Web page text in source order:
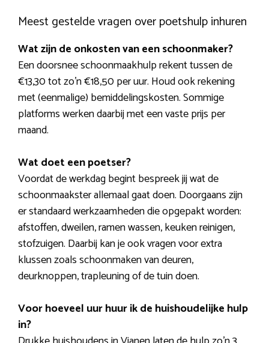
Meest gestelde vragen over poetshulp inhuren
Wat zijn de onkosten van een schoonmaker?
Een doorsnee schoonmaakhulp rekent tussen de
€13,30 tot zo’n €18,50 per uur. Houd ook rekening
met (eenmalige) bemiddelingskosten. Sommige
platforms werken daarbij met een vaste prijs per
maand.
Wat doet een poetser?
Voordat de werkdag begint bespreek jij wat de
schoonmaakster allemaal gaat doen. Doorgaans zijn
er standaard werkzaamheden die opgepakt worden:
afstoffen, dweilen, ramen wassen, keuken reinigen,
stofzuigen. Daarbij kan je ook vragen voor extra
klussen zoals schoonmaken van deuren,
deurknoppen, trapleuning of de tuin doen.
Voor hoeveel uur huur ik de huishoudelijke hulp
in?